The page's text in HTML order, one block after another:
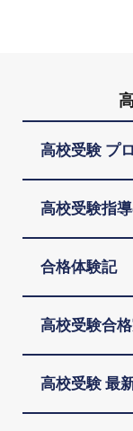
高校受験 プ
高校受験指
合格体験記
高校受験合
高校受験 最